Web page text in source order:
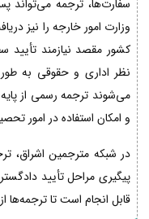
سفارت‌ها، ترجمه می‌تواند
وزارت امور خارجه را نیز
کشور مقصد نیازمند تأیید
نظر اداری و حقوقی به طور
می‌شوند ترجمه رسمی از پایه
و امکان استفاده در امور
در شبکه مترجمین اشراق،
پیگیری مراحل تأیید
قابل انجام است تا ترجمه‌ها